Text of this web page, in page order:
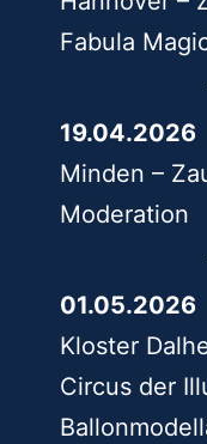
Fabula
19.04.2026
Minden –
Moderation
01.05.2026
Kloster
Circus der